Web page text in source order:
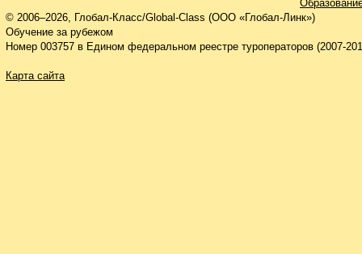
© 2006–2026, Глобал-Класс/Global-Class (ООО «Глобал-Линк»)
Обучение за рубежом
Номер 003757 в Едином федеральном реестре туроператоров (2007-
Карта сайта